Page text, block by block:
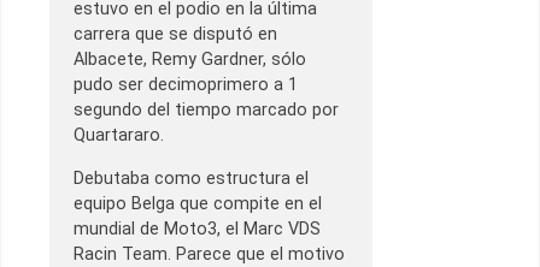
estuvo en el podio en la última
carrera que se disputó en
Albacete, Remy Gardner, sólo
pudo ser decimoprimero a 1
segundo del tiempo marcado por
Quartararo.
Debutaba como estructura el
equipo Belga que compite en el
mundial de Moto3, el Marc VDS
Racin Team. Parece que el motivo